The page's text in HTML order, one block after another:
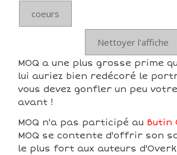
coeurs
Nettoyer l'affiche
MOQ a une plus grosse prime
lui auriez bien redécoré le
vous devez gonfler un peu
avant !
MOQ n'a pas participé au Butin
MOQ se contente d'offrir son
le plus fort aux auteurs